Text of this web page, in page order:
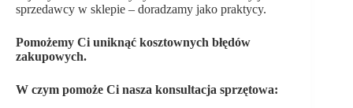
sprzedawcy w sklepie – doradzamy jako praktycy.
Pomożemy Ci uniknąć kosztownych błędów
zakupowych.
W czym pomoże Ci nasza konsultacja sprzętowa: